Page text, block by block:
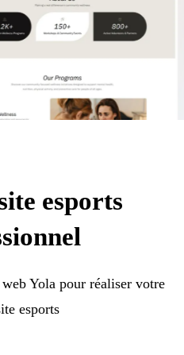
esports
Yola pour réaliser votre
esports